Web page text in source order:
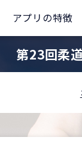
アプリの特徴
第23回柔